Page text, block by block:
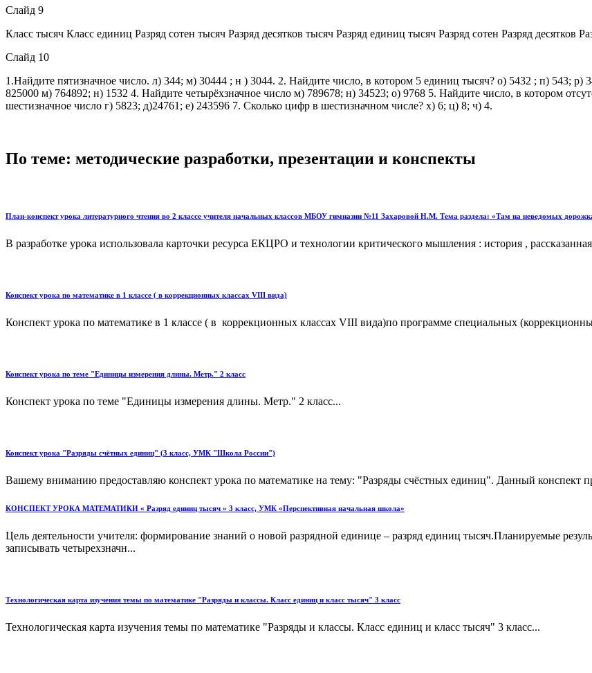
Слайд 9
Класс тысяч Класс единиц Разряд сотен тысяч Разряд десятков тысяч Разряд единиц тысяч Разряд сотен Разряд десятков
Слайд 10
1.Найдите пятизначное число. л) 344; м) 30444 ; н ) 3044. 2. Найдите число, в котором 5 единиц тысяч? о) 5432 ; п) 543; р)
825000 м) 764892; н) 1532 4. Найдите четырёхзначное число м) 789678; н) 34523; о) 9768 5. Найдите число, в котором
шестизначное число г) 5823; д)24761; е) 243596 7. Сколько цифр в шестизначном числе? х) 6; ц) 8; ч) 4.
По теме: методические разработки, презентации и конспекты
План-конспект урока литературного чтения во 2 классе учителя начальных классов МБОУ гимназии №11 Захаровой Н.М. Тема раздела: «Там на неведомых
В разработке урока использовала карточки ресурса ЕКЦРО и технологии критического мышления : история ,
Конспект урока по математике в 1 классе ( в коррекционных классах VIII вида)
Конспект урока по математике в 1 классе ( в коррекционных классах VIII вида)по программе специальных
Конспект урока по теме "Единицы измерения длины. Метр." 2 класс
Конспект урока по теме "Единицы измерения длины. Метр." 2 класс...
Конспект урока "Разряды счётных единиц" (3 класс, УМК "Школа России")
Вашему вниманию предоставляю конспект урока по математике на тему: "Разряды счёстных единиц". Данный конспект
КОНСПЕКТ УРОКА МАТЕМАТИКИ « Разряд единиц тысяч » 3 класс, УМК «Перспективная начальная школа»
Цель деятельности учителя: формирование знаний о новой разрядной единице – разряд единиц тысяч.Планируемые
записывать четырехзначн...
Технологическая карта изучения темы по математике "Разряды и классы. Класс единиц и класс тысяч" 3 класс
Технологическая карта изучения темы по математике "Разряды и классы. Класс единиц и класс тысяч" 3 класс...